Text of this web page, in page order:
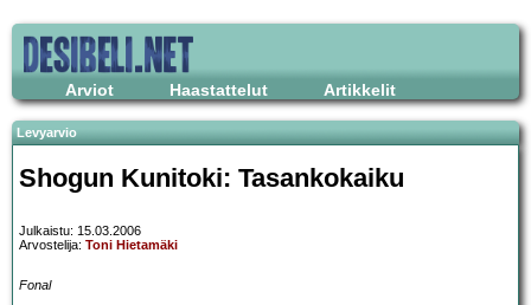
Arviot Haastattelut Artikkelit
Levyarvio
Shogun Kunitoki: Tasankokaiku
Julkaistu: 15.03.2006
Arvostelija: Toni Hietamäki
Fonal